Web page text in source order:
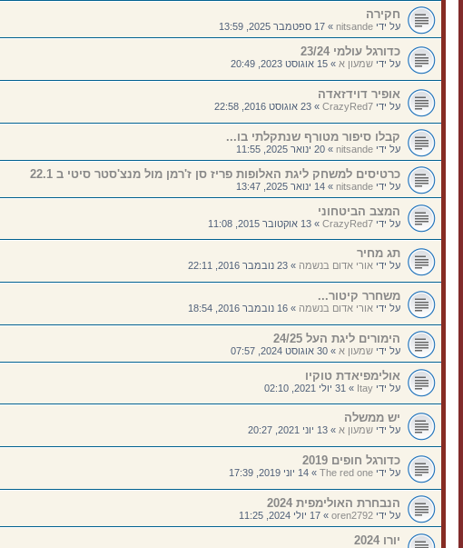
חקירה
על ידי nitsande
» 17 ספטמבר 2025, 13:59
כדורגל עולמי 23/24
על ידי שמעון א » 15 אוגוסט 2023, 20:49
אופיר דוידזאדה
על ידי CrazyRed7
» 23 אוגוסט 2016, 22:58
קבלו סיפור מטורף שנתקלתי בו...
על ידי nitsande
» 20 ינואר 2025, 11:55
כרטיסים למשחק ליגת האלופות פריז סן ז'רמן מול מנצ'סטר סיטי ב 22.1
על ידי nitsande
» 14 ינואר 2025, 13:47
המצב הביטחוני
על ידי CrazyRed7
» 13 אוקטובר 2015, 11:08
תג מחיר
על ידי אורי אדום בנשמה » 23 נובמבר 2016, 22:11
משחרר קיטור...
על ידי אורי אדום בנשמה » 16 נובמבר 2016, 18:54
הימורים ליגת העל 24/25
על ידי שמעון א » 30 אוגוסט 2024, 07:57
אולימפיאדת טוקיו
על ידי Itay
» 31 יולי 2021, 02:10
יש ממשלה
על ידי שמעון א » 13 יוני 2021, 20:27
כדורגל חופים 2019
על ידי The red one
» 14 יוני 2019, 17:39
הנבחרת האולימפית 2024
על ידי oren2792
» 17 יולי 2024, 11:25
יורו 2024